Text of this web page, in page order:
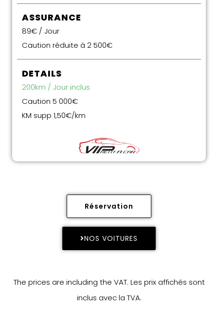
ASSURANCE
89€ / Jour
Caution réduite à 2 500€
DETAILS
200km / Jour inclus
Caution 5 000€
KM supp 1,50€/km
Réservation
NOS VOITURES
The prices are including the VAT. Les prix affichés sont
inclus avec la TVA.